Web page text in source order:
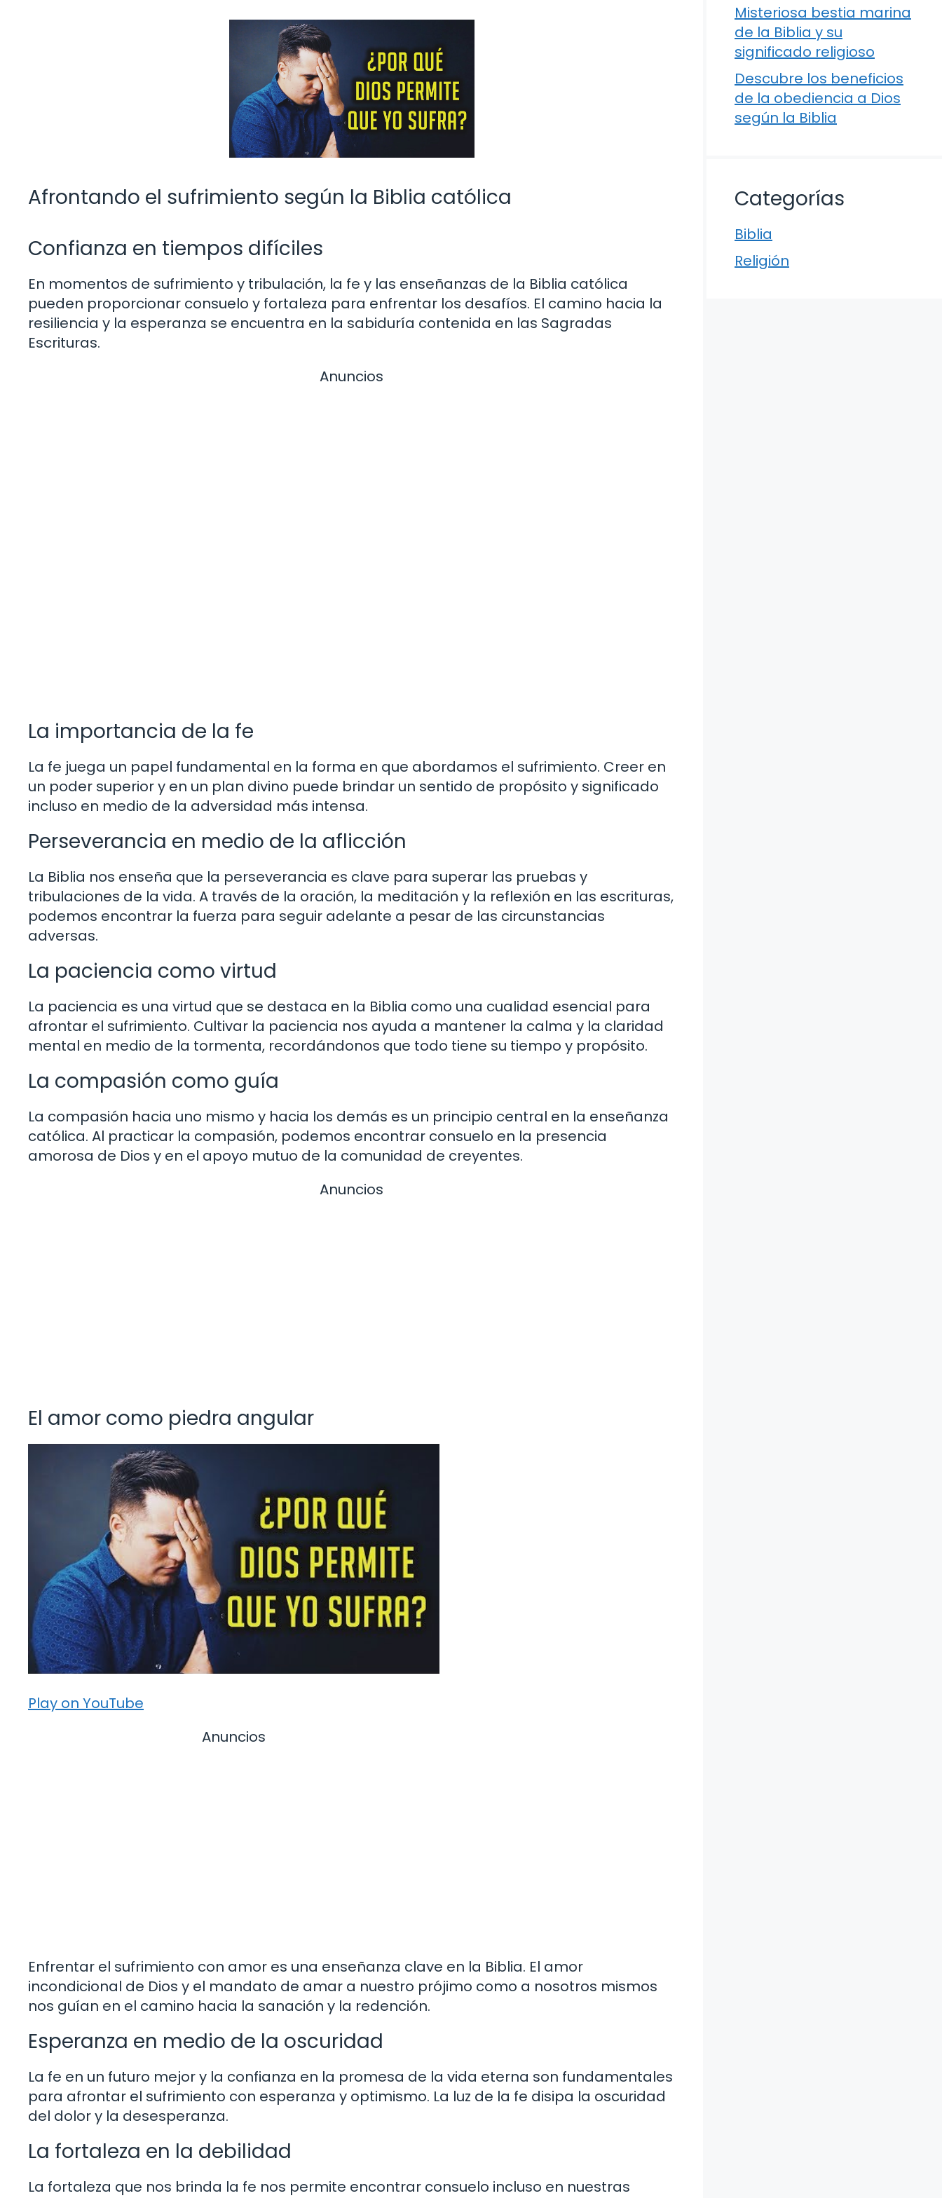
Afrontando el sufrimiento según la Biblia católica
Confianza en tiempos difíciles
En momentos de sufrimiento y tribulación, la fe y las enseñanzas de la Biblia católica
pueden proporcionar consuelo y fortaleza para enfrentar los desafíos. El camino hacia la
resiliencia y la esperanza se encuentra en la sabiduría contenida en las Sagradas
Escrituras.
Anuncios
La importancia de la fe
La fe juega un papel fundamental en la forma en que abordamos el sufrimiento. Creer en
un poder superior y en un plan divino puede brindar un sentido de propósito y significado
incluso en medio de la adversidad más intensa.
Perseverancia en medio de la aflicción
La Biblia nos enseña que la perseverancia es clave para superar las pruebas y
tribulaciones de la vida. A través de la oración, la meditación y la reflexión en las escrituras,
podemos encontrar la fuerza para seguir adelante a pesar de las circunstancias
adversas.
La paciencia como virtud
La paciencia es una virtud que se destaca en la Biblia como una cualidad esencial para
afrontar el sufrimiento. Cultivar la paciencia nos ayuda a mantener la calma y la claridad
mental en medio de la tormenta, recordándonos que todo tiene su tiempo y propósito.
La compasión como guía
La compasión hacia uno mismo y hacia los demás es un principio central en la enseñanza
católica. Al practicar la compasión, podemos encontrar consuelo en la presencia
amorosa de Dios y en el apoyo mutuo de la comunidad de creyentes.
Anuncios
El amor como piedra angular
Play on YouTube
Anuncios
Enfrentar el sufrimiento con amor es una enseñanza clave en la Biblia. El amor
incondicional de Dios y el mandato de amar a nuestro prójimo como a nosotros mismos
nos guían en el camino hacia la sanación y la redención.
Esperanza en medio de la oscuridad
La fe en un futuro mejor y la confianza en la promesa de la vida eterna son fundamentales
para afrontar el sufrimiento con esperanza y optimismo. La luz de la fe disipa la oscuridad
del dolor y la desesperanza.
La fortaleza en la debilidad
La fortaleza que nos brinda la fe nos permite encontrar consuelo incluso en nuestras
Misteriosa bestia marina
de la Biblia y su
significado religioso
Descubre los beneficios
de la obediencia a Dios
según la Biblia
Categorías
Biblia
Religión